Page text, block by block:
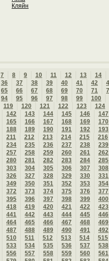
Кляйн
7 8 9 10 11 12 13
14
36 37 38 39 40 41 42
65 66 67 68 69 70 71
94 95 96 97 98 99
100
119 120 121 122 123
124
142 143 144 145 146
147
165 166 167 168 169
170
188 189 190 191 192
193
211 212 213 214 215
216
234 235 236 237 238
239
257 258 259 260 261
262
280 281 282 283 284
285
303 304 305 306 307
308
326 327 328 329 330
331
349 350 351 352 353
354
372 373 374 375 376
377
395 396 397 398 399
400
418 419 420 421 422
423
441 442 443 444 445
446
464 465 466 467 468
469
487 488 489 490 491
492
510 511 512 513 514
515
533 534 535 536 537
538
556 557 558 559 560
561